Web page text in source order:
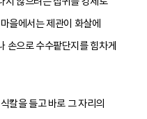
을에서는 제관이 화살에
손으로 수수팥단지를 힘차게
칼을 들고 바로 그 자리의